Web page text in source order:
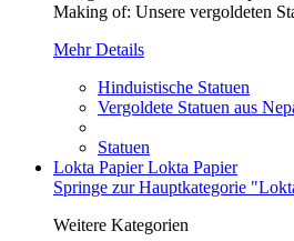
Making of: Unsere vergoldeten
Mehr Details
Hinduistische Statuen
Vergoldete Statuen aus
Statuen
Lokta PapierLokta Papier
Springe zur Hauptkategorie
Weitere Kategorien